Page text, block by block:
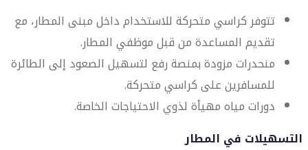
تتوفر كراسي متحركة للاستخدام داخل مبنى المطار، مع
تقديم المساعدة من قبل موظفي المطار.
منحدرات مزودة بمنصة رفع لتسهيل الصعود إلى الطائرة
للمسافرين على كراسي متحركة.
دورات مياه مهيأة لذوي الاحتياجات الخاصة.
التسهيلات في المطار